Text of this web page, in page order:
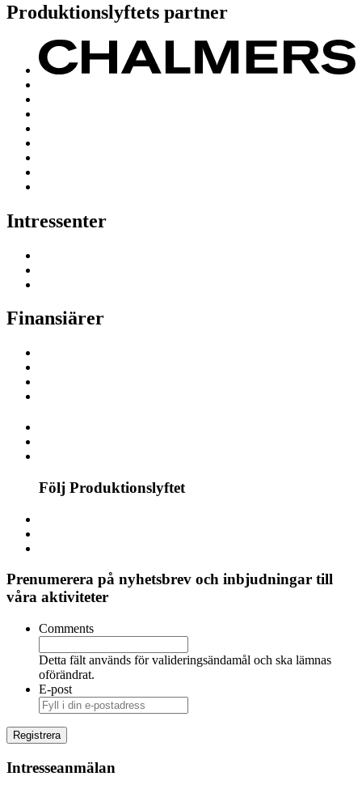
Produktionslyftets partner
Intressenter
Finansiärer
Följ Produktionslyftet
Prenumerera på nyhetsbrev och inbjudningar till
våra aktiviteter
Comments
Detta fält används för valideringsändamål och ska lämnas
oförändrat.
E-post
Intresseanmälan